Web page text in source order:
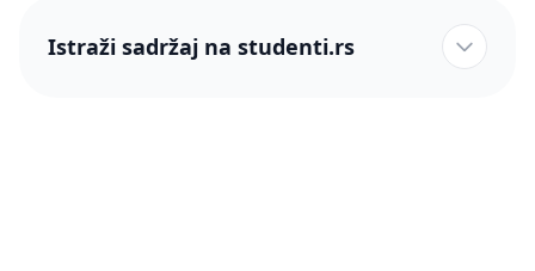
Istraži sadržaj na studenti.rs